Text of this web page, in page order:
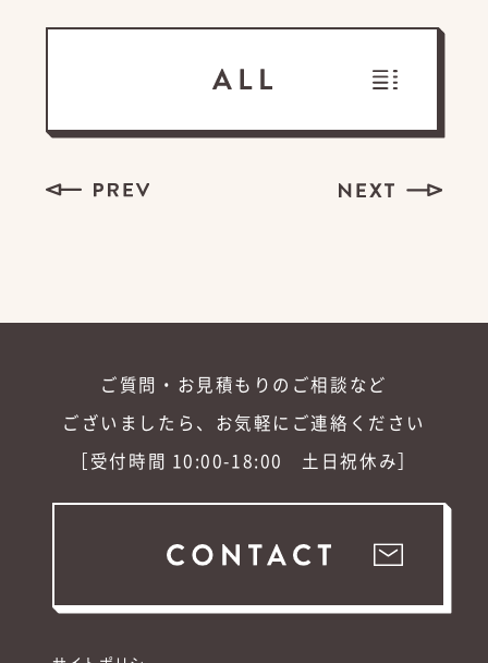
ご質問・お見積もりのご相談など
ございましたら、お気軽にご連絡ください
［受付時間 10:00-18:00 土日祝休み］